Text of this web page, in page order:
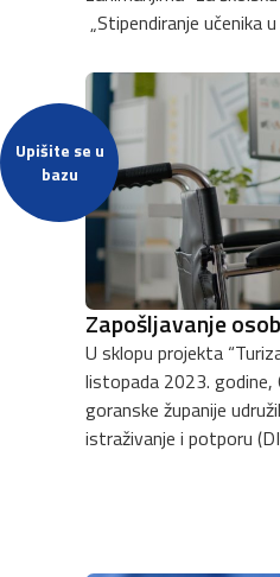
Upišite se u
bazu
„Stipendiranje učenika
Zapošljavanje
U sklopu projekta
listopada 2023.
goranske županije
istraživanje i potporu